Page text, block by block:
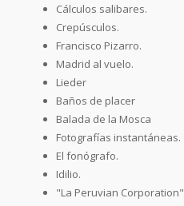
Cálculos salibares.
Crepúsculos.
Francisco Pizarro.
Madrid al vuelo.
Lieder
Baños de placer
Balada de la Mosca
Fotografías instantáneas.
El fonógrafo.
Idilio.
"La Peruvian Corporation"